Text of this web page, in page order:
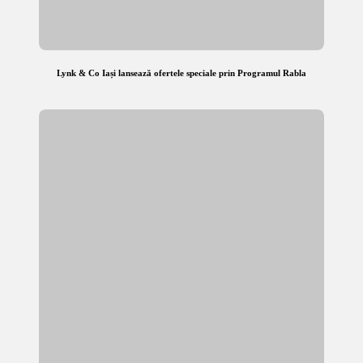
Lynk & Co Iași lansează ofertele speciale prin Programul Rabla